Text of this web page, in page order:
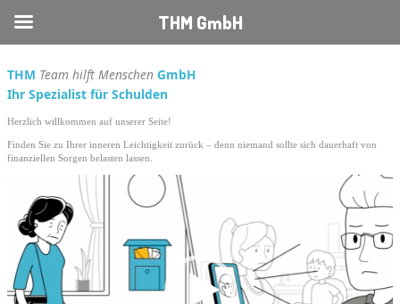
THM Team hilft Menschen GmbH
Ihr Spezialist für Schulden
Herzlich willkommen auf unserer Seite!
Finden Sie zu Ihrer inneren Leichtigkeit zurück – denn niemand sollte sich dauerhaft von
finanziellen Sorgen belasten lassen.
THM GmbH